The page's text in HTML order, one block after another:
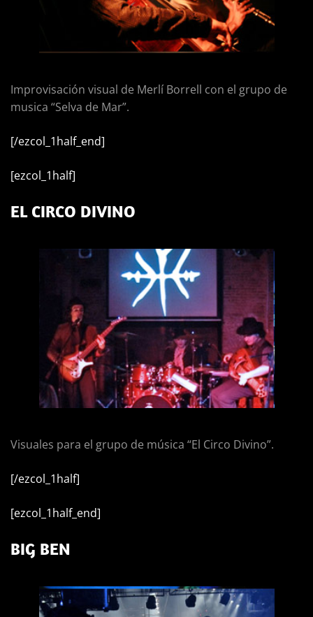
Improvisación visual de Merlí Borrell con el grupo de
musica “Selva de Mar”.
[/ezcol_1half_end]
[ezcol_1half]
EL CIRCO DIVINO
Visuales para el grupo de música “El Circo Divino”.
[/ezcol_1half]
[ezcol_1half_end]
BIG BEN